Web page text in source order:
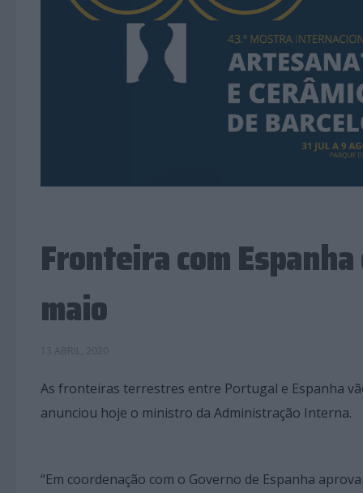
Fronteira com
maio
As fronteiras terrestres entre Portugal e Espanha
anunciou hoje o ministro da Administração Interna.
“Em coordenação com o Governo de Espanha